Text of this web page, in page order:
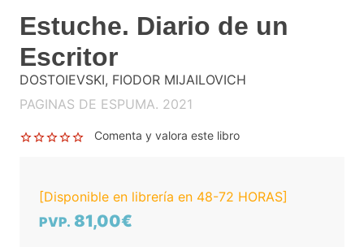
Estuche. Diario de un
Escritor
DOSTOIEVSKI, FIODOR MIJAILOVICH
PAGINAS DE ESPUMA. 2021
Comenta y valora este libro
[Disponible en librería en 48-72 HORAS]
PVP. 81,00€